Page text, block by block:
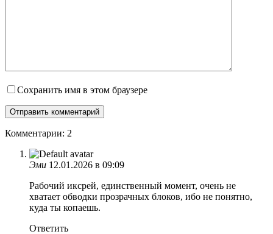
Сохранить имя в этом браузере
Комментарии: 2
Эми 12.01.2026 в 09:09
Рабочий иксрей, единственный момент, очень не
хватает обводки прозрачных блоков, ибо не понятно,
куда ты копаешь.
Ответить